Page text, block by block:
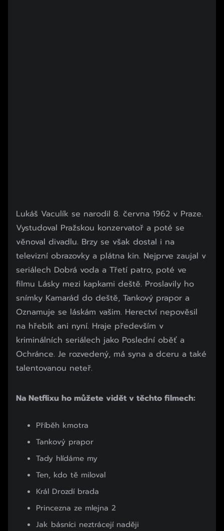
Lukáš Vaculík se narodil 8. června 1962 v Praze.
Vystudoval Pražskou konzervatoř a poté se
věnoval divadlu. Brzy se však dostal i na
televizní obrazovky a plátna kin. Nejprve zaujal v
seriálech Dobrá voda a Třetí patro, poté ve
filmu Lásky mezi kapkami deště. Proslavily ho
snímky Kamarád do deště, Tankový prapor a
Oznamuje se láskám vašim. Herectví nepověsil
na hřebík ani nyní. Hraje především v
kriminálních seriálech jako Poslední oběť a
Ochránce. Je rozvedený, má syna a dceru a také
talentovanou neteř.
Na Netflixu ho můžete vidět v těchto filmech:
Příběh kmotra
Tankový prapor
Tady hlídáme my
Ten, kdo tě miloval
Král Drozdí brada
Princezna ze mlejna 2
Jak básníci neztrácejí naději